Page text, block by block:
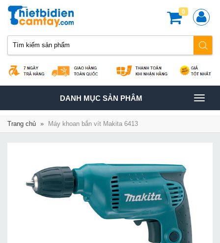
0
TOGGLE
NAVIGATION
DANH MỤC SẢN PHÂM
Trang chủ » Máy khoan bắn vít Makita 6413